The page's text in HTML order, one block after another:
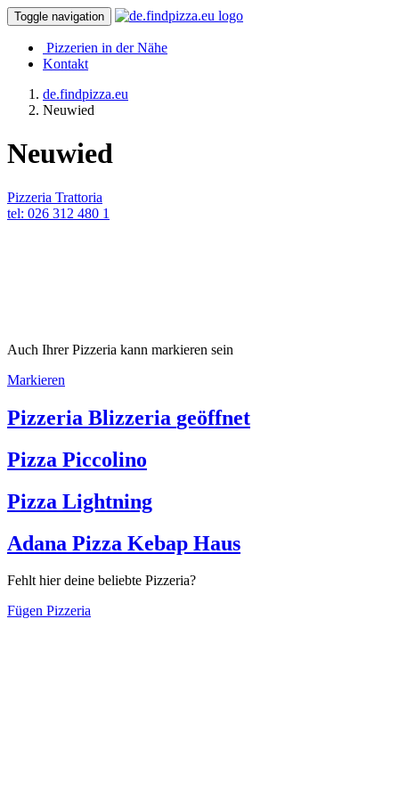
Toggle navigation
Pizzerien in der Nähe
Kontakt
de.findpizza.eu
Neuwied
Neuwied
Pizzeria Trattoria
tel: 026 312 480 1
Auch Ihrer Pizzeria kann markieren sein
Markieren
Pizzeria Blizzeria geöffnet
Pizza Piccolino
Pizza Lightning
Adana Pizza Kebap Haus
Fehlt hier deine beliebte Pizzeria?
Fügen Pizzeria